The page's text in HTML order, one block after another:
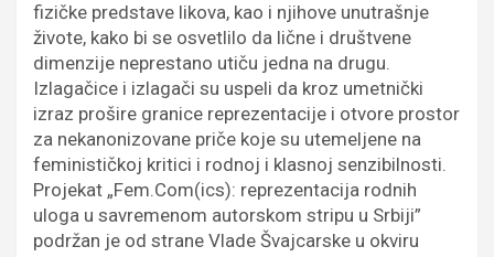
fizičke predstave likova, kao i njihove unutrašnje
živote, kako bi se osvetlilo da lične i društvene
dimenzije neprestano utiču jedna na drugu.
Izlagačice i izlagači su uspeli da kroz umetnički
izraz prošire granice reprezentacije i otvore prostor
za nekanonizovane priče koje su utemeljene na
feminističkoj kritici i rodnoj i klasnoj senzibilnosti.
Projekat „Fem.Com(ics): reprezentacija rodnih
uloga u savremenom autorskom stripu u Srbiji”
podržan je od strane Vlade Švajcarske u okviru